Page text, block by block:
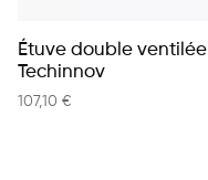
Étuve double ventilée
Techinnov
107,10 €